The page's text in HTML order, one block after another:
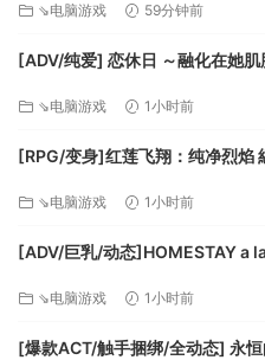
五艘星舰形态和建造方式都截
为星舰内部的一部分进行改造
同时自带大量淡水；有的在火
⇘电脑游戏 59分钟前
[ADV/纯爱] 恋休日 ～融化在她
[1.8g][百度]
⇘电脑游戏 1小时前
[RPG/变身]红莲飞翔：纯净烈焰
⇘电脑游戏 1小时前
[ADV/巨乳/动态]HOMESTAY a
⇘电脑游戏 1小时前
[爆款ACT/触手捆绑/全动态] 永